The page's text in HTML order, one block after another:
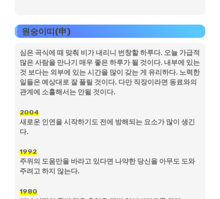
원숭이띠(申)
심은 곡식에 때 맞춰 비가 내리니 번창할 하루다. 오늘 가급적
많은 사람을 만나기 매우 좋은 하루가 될 것이다. 내부에 있는
것 보다는 외부에 있는 시간을 많이 갖는 게 유리하다. 노력한
일들은 예상대로 잘 풀릴 것이다. 다만 직장이라면 동료와의
관계에 소홀해서는 안될 것이다.
2004
새로운 인연을 시작하기도 전에 방해되는 요소가 많이 생긴
다.
1992
주위의 도움만을 바라고 있다면 나약한 당신을 아무도 도와
주려고 하지 않는다.
1980